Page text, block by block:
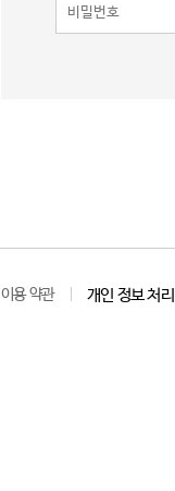
이용 약관 개인 정보 처